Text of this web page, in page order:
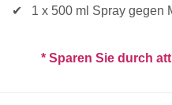
1 x 500 ml Spray gegen
* Sparen Sie durch